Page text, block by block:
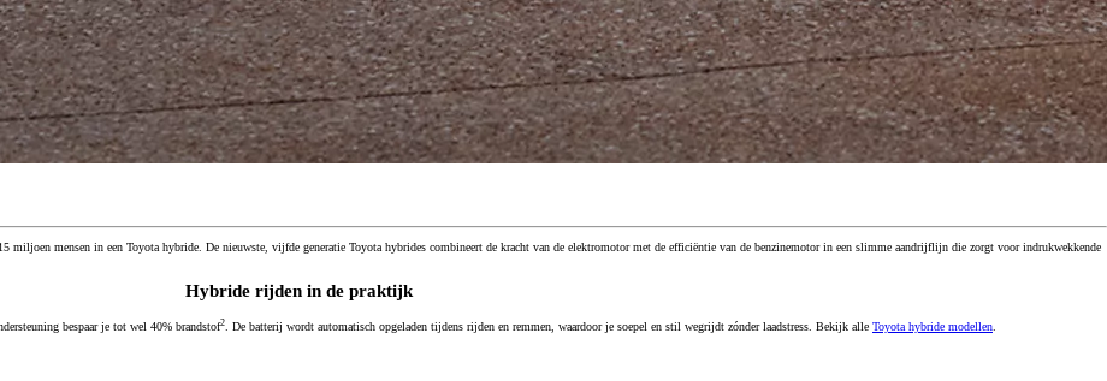
€ 203,58 p/m*
mensen in een Toyota hybride. De nieuwste, vijfde generatie Toyota hybrides combineert de kracht van de elektromotor met de efficiëntie van de benzinemotor in een slimme aandrijflijn die zorgt voor indrukwekkende
Hybride rijden in de praktijk
bespaar je tot wel 40% brandstof2 . De batterij wordt automatisch opgeladen tijdens rijden en remmen, waardoor je soepel en stil wegrijdt zónder laadstress. Bekijk alle Toyota hybride modellen